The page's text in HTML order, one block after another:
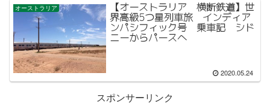
オーストラリア 【オーストラリア 横断鉄道】世
界高級5つ星列車旅 インディア
ンパシフィック号 乗車記 シド
ニーからパースへ
2020.05.24
スポンサーリンク